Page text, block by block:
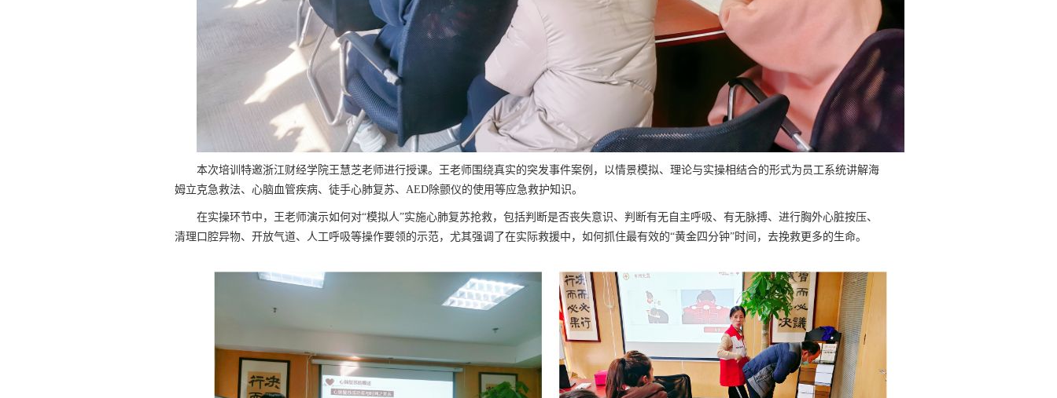
本次培训特邀浙江财经学院王慧芝老师进行授课。王老师围绕真实的突发事件案例，以情景模拟、理论与实操相结合的形式为员工系统讲解海
姆立克急救法、心脑血管疾病、徒手心肺复苏、AED除颤仪的使用等应急救护知识。
在实操环节中，王老师演示如何对“模拟人”实施心肺复苏抢救，包括判断是否丧失意识、判断有无自主呼吸、有无脉搏、进行胸外心脏按压、
清理口腔异物、开放气道、人工呼吸等操作要领的示范，尤其强调了在实际救援中，如何抓住最有效的“黄金四分钟”时间，去挽救更多的生命。